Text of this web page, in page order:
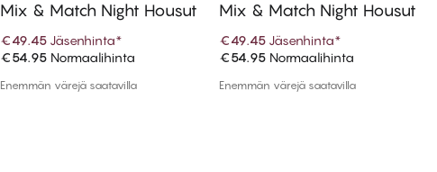
Lisää ostoskoriin
Mix & Match Night Housut
€49.45 Jäsenhinta*
€54.95 Normaalihinta
Enemmän värejä saatavilla
Lisää ostoskoriin
Mix & Match Night Housut
€49.45 Jäsenhinta*
€54.95Normaalihinta
Enemmän värejä saatavilla